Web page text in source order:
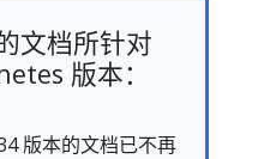
文档所针对
版本：
版本的文档已不再